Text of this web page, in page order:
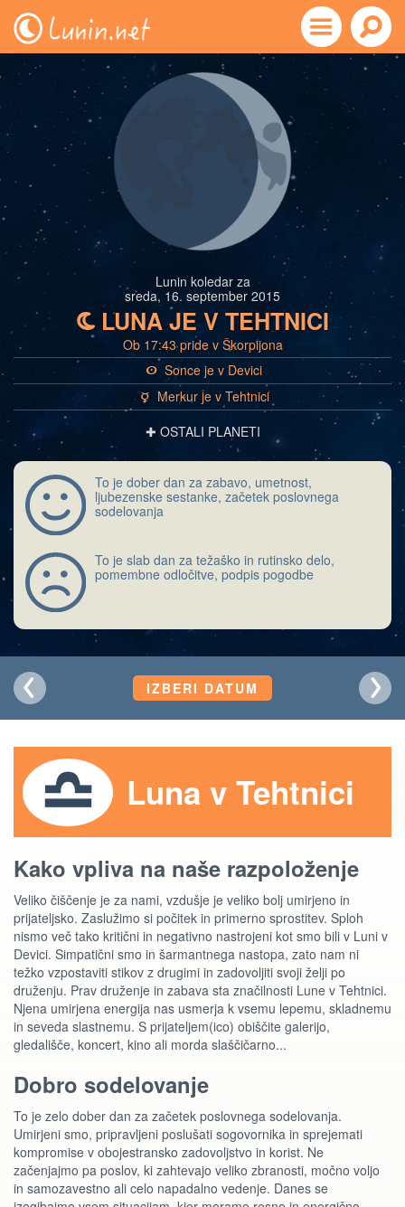
Lunin koledar za
sreda, 16. september 2015
bLUNA JE V TEHTNICI
Ob 17:43 pride v Škorpijona
a Sonce je v Devici
c Merkur je v Tehtnici
✚ OSTALI PLANETI
To je dober dan za zabavo, umetnost,
ljubezenske sestanke, začetek poslovnega
sodelovanja
To je slab dan za težaško in rutinsko delo,
pomembne odločitve, podpis pogodbe
IZBERI DATUM
Luna v Tehtnici
Kako vpliva na naše razpoloženje
Veliko čiščenje je za nami, vzdušje je veliko bolj umirjeno in
prijateljsko. Zaslužimo si počitek in primerno sprostitev. Sploh
nismo več tako kritični in negativno nastrojeni kot smo bili v Luni v
Devici. Simpatični smo in šarmantnega nastopa, zato nam ni
težko vzpostaviti stikov z drugimi in zadovoljiti svoji želji po
druženju. Prav druženje in zabava sta značilnosti Lune v Tehtnici.
Njena umirjena energija nas usmerja k vsemu lepemu, skladnemu
in seveda slastnemu. S prijateljem(ico) obiščite galerijo,
gledališče, koncert, kino ali morda slaščičarno...
Dobro sodelovanje
To je zelo dober dan za začetek poslovnega sodelovanja.
Umirjeni smo, pripravljeni poslušati sogovornika in sprejemati
kompromise v obojestransko zadovoljstvo in korist. Ne
začenjajmo pa poslov, ki zahtevajo veliko zbranosti, močno voljo
in samozavestno ali celo napadalno vedenje. Danes se